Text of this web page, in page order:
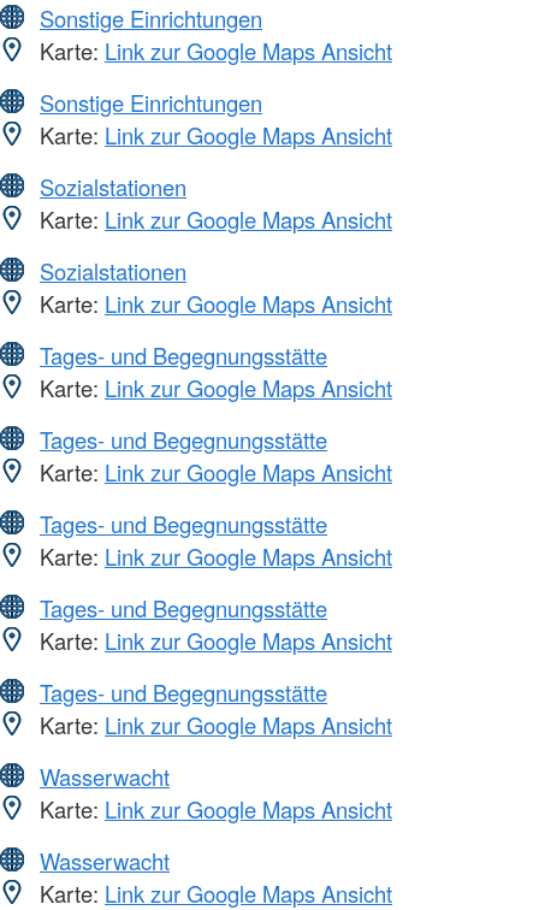
Sonstige Einrichtungen
Karte: Link zur Google Maps Ansicht
Sonstige Einrichtungen
Karte: Link zur Google Maps Ansicht
Sozialstationen
Karte: Link zur Google Maps Ansicht
Sozialstationen
Karte: Link zur Google Maps Ansicht
Tages- und Begegnungsstätte
Karte: Link zur Google Maps Ansicht
Tages- und Begegnungsstätte
Karte: Link zur Google Maps Ansicht
Tages- und Begegnungsstätte
Karte: Link zur Google Maps Ansicht
Tages- und Begegnungsstätte
Karte: Link zur Google Maps Ansicht
Tages- und Begegnungsstätte
Karte: Link zur Google Maps Ansicht
Wasserwacht
Karte: Link zur Google Maps Ansicht
Wasserwacht
Karte: Link zur Google Maps Ansicht